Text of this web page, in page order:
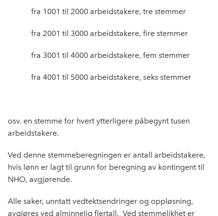
fra 1001 til 2000 arbeids­takere, tre stemmer
fra 2001 til 3000 arbeids­takere, fire stemmer
fra 3001 til 4000 arbeids­takere, fem stemmer
fra 4001 til 5000 arbeidstakere, seks stemmer
osv. en stemme for hvert ytter­ligere påbegynt tusen
arbeidstakere.
Ved denne stemmeberegningen er antall arbeidstakere,
hvis lønn er lagt til grunn for beregning av kontingent til
NHO, avgjørende.
Alle saker, unntatt vedtektsendringer og oppløsning,
avgjøres ved alminnelig flertall. Ved stemme­likhet er